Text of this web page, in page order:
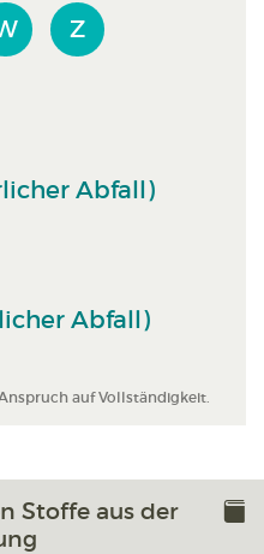
Z
Abfall)
Abfall)
auf Vollständigkeit.
Stoffe aus der